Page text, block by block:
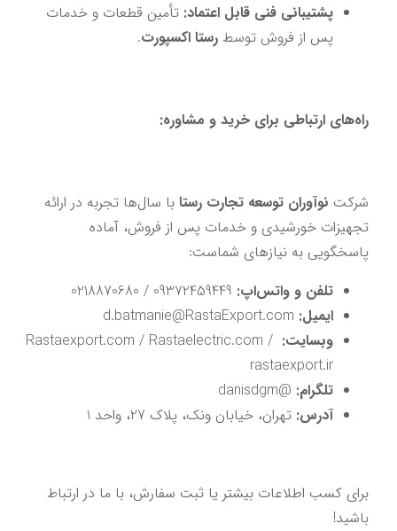
پشتیبانی فنی قابل اعتماد:
پس از فروش توسط رستا اکسپورت.
راه‌های ارتباطی برای خرید و مشاوره:
شرکت نوآوران توسعه تجارت رستا
پاسخگویی به نیازهای شماست:
تلفن و واتس‌اپ:
ایمیل:
@RastaExport.com
وبسایت:
Rastaexport.com / Rastaelectric.com
rastaexport.ir
تلگرام: @danisdgm
آدرس: تهران، خیابان ونک، پلاک 27، واحد 1
باشید!